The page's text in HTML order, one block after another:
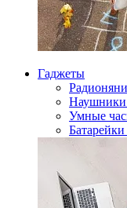
Гаджеты
Наушники
Умные